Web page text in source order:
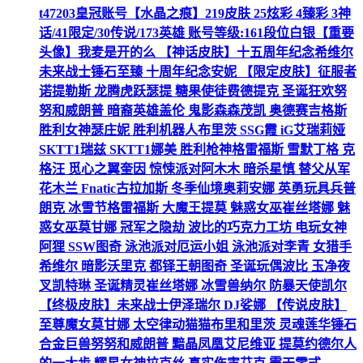
t47203皇冠账号【水晶之痕】219皮肤 25炫彩 4臻彩 3神
话/41限定/30传说/173英雄 账号等级:161段位白银【重要
头像】我麦是开的么 【神话皮肤】十五周年纪念希维尔
未来战士锤石至臻 十周年纪念安妮 【限定皮肤】征服者
诺提勒斯 龙腾虎跃瑟提 糖果使徒费德提克 圣诞狂欢努
努和威朗普 暗裔英雄盖伦 鬼影森森茂凯 奥德赛吉格斯
胜利女神瑟庄妮 胜利机器人布里茨 SSG霞 iG艾瑞莉娅
SKTT1瑞兹 SKTT1娜美 胜利枪神格雷福斯 雪默丁格 克
格汪 觅心之翼奎因 惊悚派对阿木木 暗杀星慎 替父从军
花木兰 Fnatic古拉加斯 冬季仙境奥莉安娜 英勇玩具兵普
朗克 冰雪节格雷福斯 大魔王提莫 魅惑女巫崔丝塔娜 魅
惑女巫莫甘娜 冠军之隐劫 波比的巧克力工坊 电玩女神
阿狸 SSW图奇 泳池派对厄运小姐 泳池派对李青 女猎手
希维尔 暗影沃里克 都铎王朝图奇 圣诞玩偶波比 玉净夜
叉凯特琳 圣诞精灵崔丝塔娜 冰雪兽纳尔 防暴天使凯尔
【终极皮肤】未来战士伊泽瑞尔 DJ娑娜 【传说皮肤】
至尊魔女莫甘娜 太空律动猫猫布里和里茨 灵魂莲华锤石
合金巨兽努努和威朗普 黯晶凤凰艾尼维亚 提莫约德尔人